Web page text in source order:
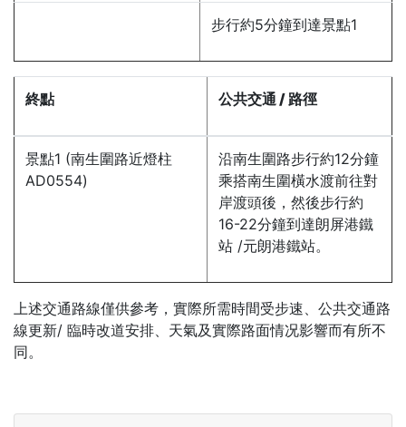
步行約5分鐘到達景點1
終點 公共交通 / 路徑
景點1 (南生圍路近燈柱
AD0554)
沿南生圍路步行約12分鐘
乘搭南生圍橫水渡前往對
岸渡頭後，然後步行約
16-22分鐘到達朗屏港鐵
站 /元朗港鐵站。
上述交通路線僅供參考，實際所需時間受步速、公共交通路
線更新/ 臨時改道安排、天氣及實際路面情况影響而有所不
同。